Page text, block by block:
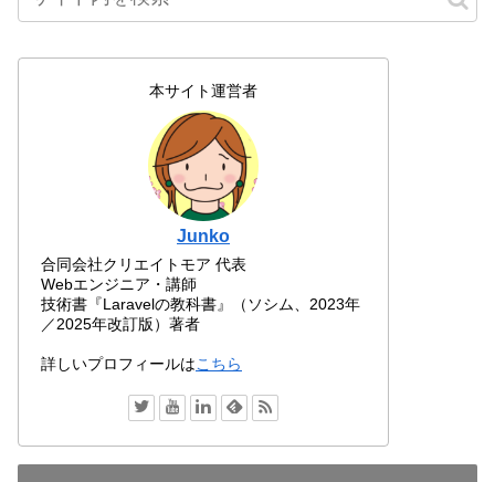
本サイト運営者
Junko
合同会社クリエイトモア 代表
Webエンジニア・講師
技術書『Laravelの教科書』（ソシム、2023年
／2025年改訂版）著者
詳しいプロフィールはこちら